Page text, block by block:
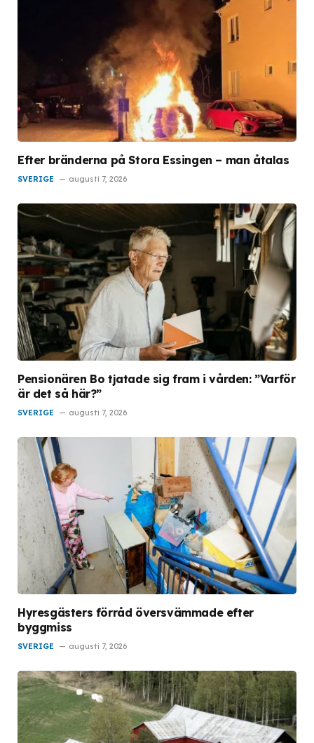
Efter bränderna på Stora Essingen – man åtalas
SVERIGE augusti 7, 2026
Pensionären Bo tjatade sig fram i vården: ”Varför
är det så här?”
SVERIGE augusti 7, 2026
Hyresgästers förråd översvämmade efter
byggmiss
SVERIGE augusti 7, 2026